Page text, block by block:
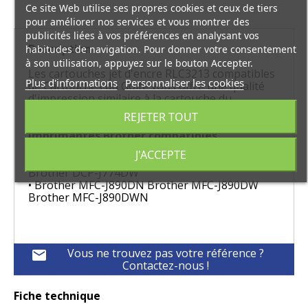
Description
Les cartouches jet d'encre RLC3213 compatibles
de Cartouches du Golfe vous offre une qualité
d'impression similaire à la cartouche du
constructeur Brother.
Imprimantes Brother compatibles
• Brother DCP-J572DW Brother DCP-J772DW
Brother DCP-J774DW
• Brother MFC-J890DN Brother MFC-J890DW
Brother MFC-J890DWN
mail
Vous ne trouvez pas votre référence ?
Contactez-nous !
Fiche technique
Ce site Web utilise ses propres cookies et ceux de tiers
pour améliorer nos services et vous montrer des
publicités liées à vos préférences en analysant vos
habitudes de navigation. Pour donner votre consentement
à son utilisation, appuyez sur le bouton Accepter.
Plus d'informations Personnaliser les cookies
REJETER TOUT
J'ACCEPTE